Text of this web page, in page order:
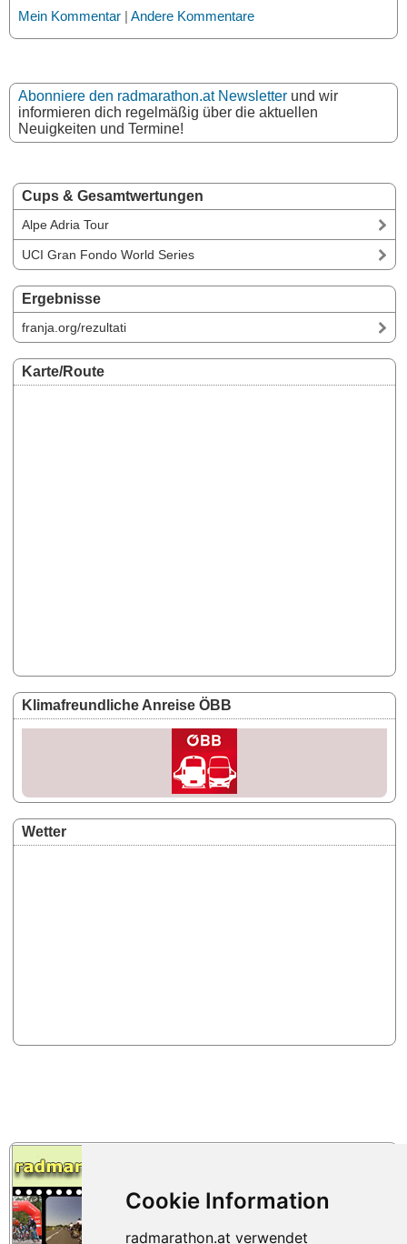
Cups & Gesamtwertungen
Alpe Adria Tour
UCI Gran Fondo World Series
Ergebnisse
franja.org/rezultati
Karte/Route
Klimafreundliche Anreise ÖBB
Wetter
Mein Kommentar | Andere Kommentare
Abonniere den radmarathon.at Newsletter und wir
informieren dich regelmäßig über die aktuellen
Neuigkeiten und Termine!